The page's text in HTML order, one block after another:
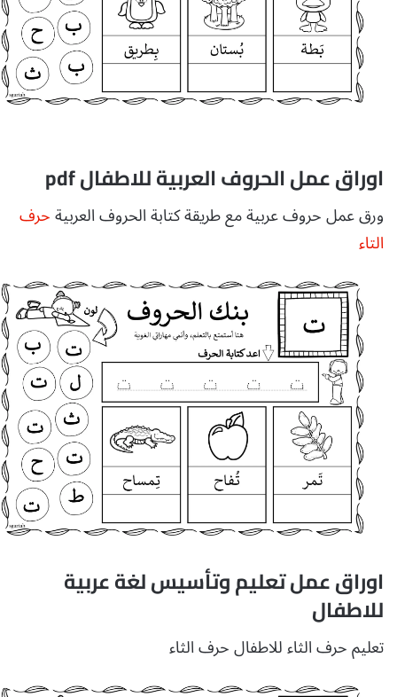
اوراق عمل الحروف العربية للاطفال pdf
ورق عمل حروف عربية مع طريقة كتابة الحروف العربيةحرف
التاء
اوراق عمل تعليم وتأسيس لغة عربية
للاطفال
تعليم حرف الثاء للاطفال حرف الثاء